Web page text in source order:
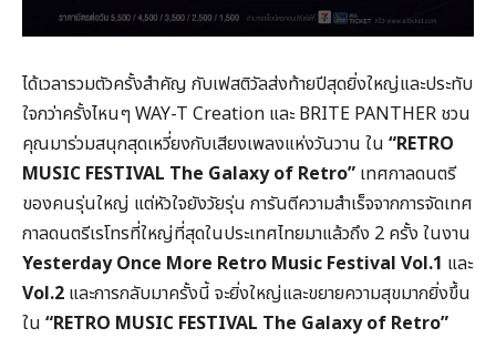
ได้เวลารวมตัวครั้งสำคัญ กับเฟสติวัลส่งท้ายปีสุดยิ่งใหญ่และประทับ
ใจกว่าครั้งไหนๆ WAY-T Creation และ BRITE PANTHER ชวน
คุณมาร่วมสนุกสุดเหวี่ยงกับเสียงเพลงแห่งวันวาน ใน “RETRO
MUSIC FESTIVAL The Galaxy of Retro” เทศกาลดนตรี
ของคนรุ่นใหญ่ แต่หัวใจยังวัยรุ่น การันตีความสำเร็จจากการจัดเทศ
กาลดนตรีเรโทรที่ใหญ่ที่สุดในประเทศไทยมาแล้วถึง 2 ครั้ง ในงาน
Yesterday Once More Retro Music Festival Vol.1 และ
Vol.2 และการกลับมาครั้งนี้ จะยิ่งใหญ่และขยายความสุขมากยิ่งขึ้น
ใน “RETRO MUSIC FESTIVAL The Galaxy of Retro”